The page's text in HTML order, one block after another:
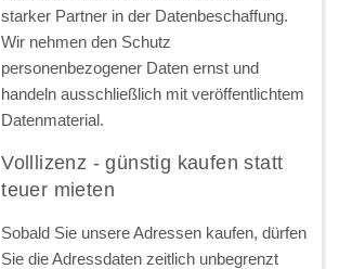
starker Partner in der Datenbeschaffung.
Wir nehmen den Schutz
personenbezogener Daten ernst und
handeln ausschließlich mit veröffentlichtem
Datenmaterial.
Volllizenz - günstig kaufen statt
teuer mieten
Sobald Sie unsere Adressen kaufen, dürfen
Sie die Adressdaten zeitlich unbegrenzt